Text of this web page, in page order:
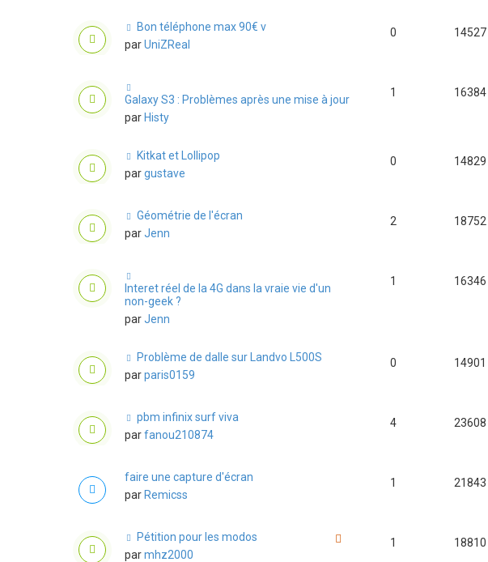
Bon téléphone max 90€ v
parUniZReal
0 14527
Galaxy S3 : Problèmes après une mise à jour
par Histy
1 16384
Kitkat et Lollipop
pargustave
0 14829
Géométrie de l'écran
parJenn
2 18752
Interet réel de la 4G dans la vraie vie d'un
non-geek ?
parJenn
1 16346
Problème de dalle sur Landvo L500S
parparis0159
0 14901
pbm infinix surf viva
parfanou210874
4 23608
faire une capture d'écran
par Remicss
1 21843
Pétition pour les modos
parmhz2000
1 18810